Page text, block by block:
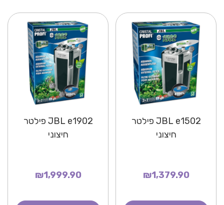
JBL e1502 פילטר
חיצוני
₪1,379.90
JBL e1902 פילטר
חיצוני
₪1,999.90